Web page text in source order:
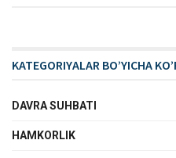
KATEGORIYALAR BO’YICHA
DAVRA SUHBATI
HAMKORLIK